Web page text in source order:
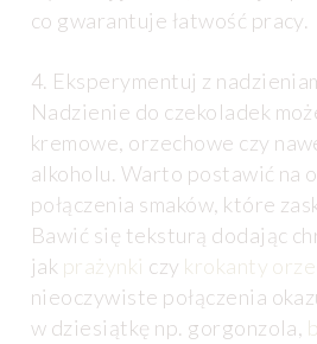
co gwarantuje łatwość pracy.
4. Eksperymentuj z
Nadzienie do czekoladek
kremowe, orzechowe czy
alkoholu. Warto postawić na
połączenia smaków, które
Bawić się teksturą dodając
jak prażynki czy krokanty
nieoczywiste połączenia
w dziesiątkę np. gorgonzola,